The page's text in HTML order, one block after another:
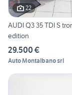
22
AUDI Q3 35 TDI S
edition
29.500 €
Auto Montalbano srl